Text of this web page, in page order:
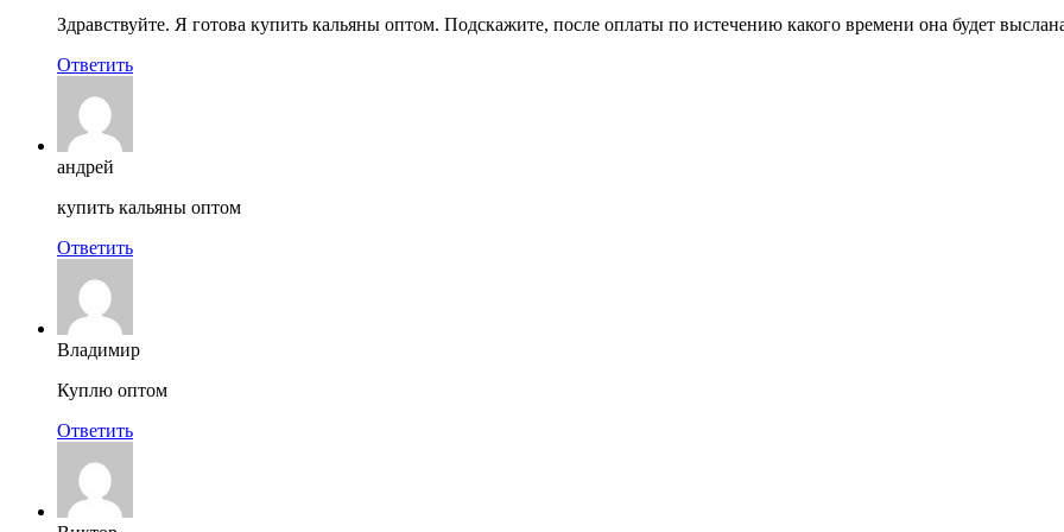
Здравствуйте. Я готова купить кальяны оптом. Подскажите, после оплаты по истечению какого времени она будет
Ответить
андрей
купить кальяны оптом
Ответить
Владимир
Куплю оптом
Ответить